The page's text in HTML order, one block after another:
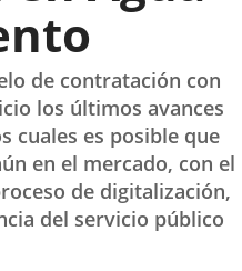
de contratación con
los últimos avances
cuales es posible que
en el mercado, con el
de digitalización,
del servicio público